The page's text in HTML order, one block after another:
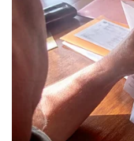
Thể thao